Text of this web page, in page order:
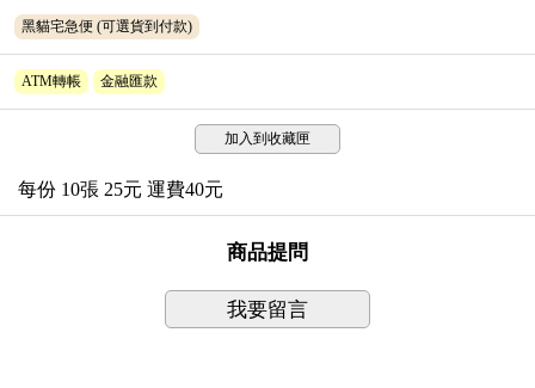
黑貓宅急便 (可選貨到付款)
ATM轉帳 金融匯款
加入到收藏匣
每份 10張 25元 運費40元
商品提問
我要留言